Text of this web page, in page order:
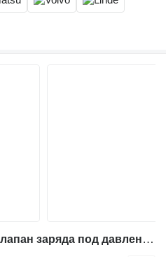
Гидрораспределитель Клапан заряда под давлением Асс для экскаватора Volvo HYUNDAI DOOSAN